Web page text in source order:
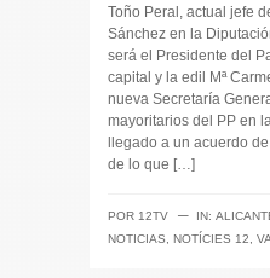
Toño Peral, actual jefe
Sánchez en la
será el Presidente del
capital y la edil Mª
nueva Secretaría
mayoritarios del PP en
llegado a un acuerdo
de lo que […]
POR 12TV ─ IN:
NOTICIAS
NOTÍCIES 12